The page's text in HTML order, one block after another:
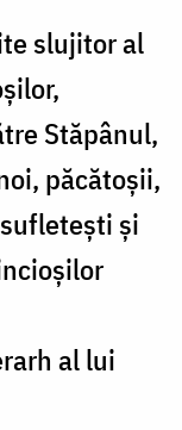
slujitor al
Stăpânul,
păcătoșii,
și
al lui